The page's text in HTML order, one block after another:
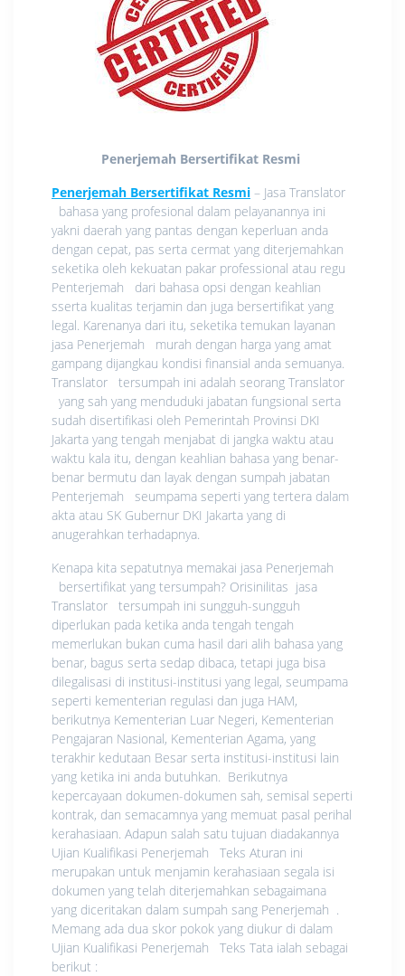
Penerjemah Bersertifikat Resmi
Penerjemah Bersertifikat Resmi – Jasa Translator
bahasa yang profesional dalam pelayanannya ini
yakni daerah yang pantas dengan keperluan anda
dengan cepat, pas serta cermat yang diterjemahkan
seketika oleh kekuatan pakar professional atau regu
Penterjemah dari bahasa opsi dengan keahlian
sserta kualitas terjamin dan juga bersertifikat yang
legal. Karenanya dari itu, seketika temukan layanan
jasa Penerjemah murah dengan harga yang amat
gampang dijangkau kondisi finansial anda semuanya.
Translator tersumpah ini adalah seorang Translator
yang sah yang menduduki jabatan fungsional serta
sudah disertifikasi oleh Pemerintah Provinsi DKI
Jakarta yang tengah menjabat di jangka waktu atau
waktu kala itu, dengan keahlian bahasa yang benar-
benar bermutu dan layak dengan sumpah jabatan
Penterjemah seumpama seperti yang tertera dalam
akta atau SK Gubernur DKI Jakarta yang di
anugerahkan terhadapnya.
Kenapa kita sepatutnya memakai jasa Penerjemah
bersertifikat yang tersumpah? Orisinilitas jasa
Translator tersumpah ini sungguh-sungguh
diperlukan pada ketika anda tengah tengah
memerlukan bukan cuma hasil dari alih bahasa yang
benar, bagus serta sedap dibaca, tetapi juga bisa
dilegalisasi di institusi-institusi yang legal, seumpama
seperti kementerian regulasi dan juga HAM,
berikutnya Kementerian Luar Negeri, Kementerian
Pengajaran Nasional, Kementerian Agama, yang
terakhir kedutaan Besar serta institusi-institusi lain
yang ketika ini anda butuhkan. Berikutnya
kepercayaan dokumen-dokumen sah, semisal seperti
kontrak, dan semacamnya yang memuat pasal perihal
kerahasiaan. Adapun salah satu tujuan diadakannya
Ujian Kualifikasi Penerjemah Teks Aturan ini
merupakan untuk menjamin kerahasiaan segala isi
dokumen yang telah diterjemahkan sebagaimana
yang diceritakan dalam sumpah sang Penerjemah .
Memang ada dua skor pokok yang diukur di dalam
Ujian Kualifikasi Penerjemah Teks Tata ialah sebagai
berikut :